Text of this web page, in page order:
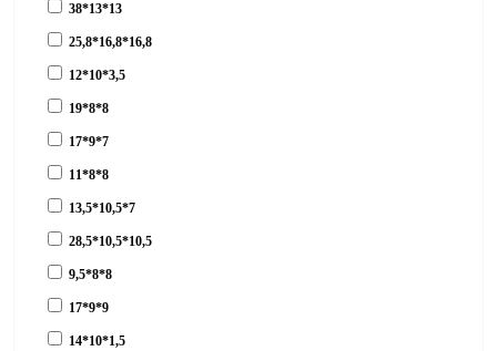
38*13*13
25,8*16,8*16,8
12*10*3,5
19*8*8
17*9*7
11*8*8
13,5*10,5*7
28,5*10,5*10,5
9,5*8*8
17*9*9
14*10*1,5